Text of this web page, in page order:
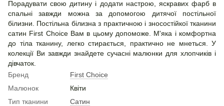
Порадувати свою дитину і додати настрою, яскравих фарб в
спальні завжди можна за допомогою дитячої постільної
білизни. Постільна білизна з практичною і зносостійкої тканини
сатин First Choice Вам в цьому допоможе. М'яка і комфортна
до тіла тканину, легко стирається, практично не мнеться. У
колекції Ви завжди знайдете сучасні малюнки для хлопчиків і
дівчаток.
Бренд
First Choice
Малюнок
Квіти
Тип тканини
Сатин